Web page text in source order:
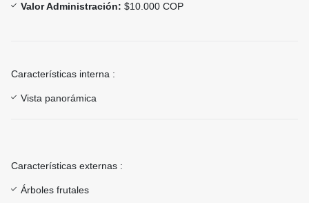
Valor Administración: $10.000 COP
Características interna :
Vista panorámica
Características externas :
Árboles frutales